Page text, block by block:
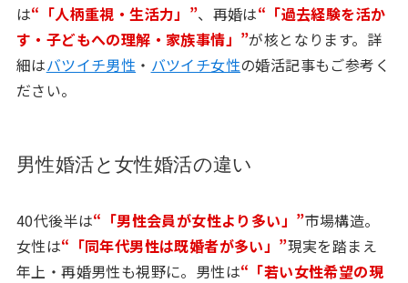
は“「人柄重視・生活力」”、再婚は“「過去経験を活か
す・子どもへの理解・家族事情」”が核となります。詳
細はバツイチ男性 ・ バツイチ女性の婚活記事もご参考く
ださい。
男性婚活と女性婚活の違い
40代後半は“「男性会員が女性より多い」”市場構造。
女性は“「同年代男性は既婚者が多い」”現実を踏まえ
年上・再婚男性も視野に。男性は“「若い女性希望の現